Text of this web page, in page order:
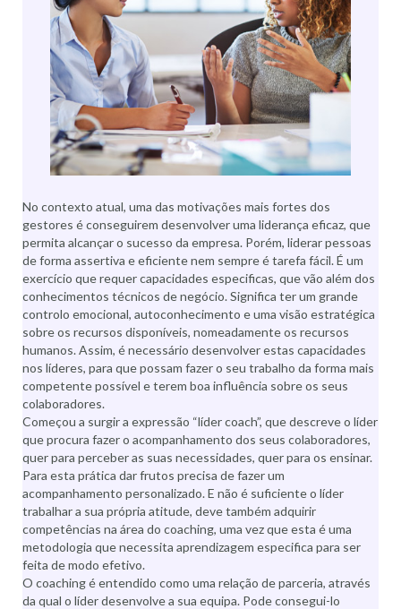
No contexto atual, uma das motivações mais fortes dos
gestores é conseguirem desenvolver uma liderança eficaz, que
permita alcançar o sucesso da empresa. Porém, liderar pessoas
de forma assertiva e eficiente nem sempre é tarefa fácil. É um
exercício que requer capacidades especificas, que vão além dos
conhecimentos técnicos de negócio. Significa ter um grande
controlo emocional, autoconhecimento e uma visão estratégica
sobre os recursos disponíveis, nomeadamente os recursos
humanos. Assim, é necessário desenvolver estas capacidades
nos líderes, para que possam fazer o seu trabalho da forma mais
competente possível e terem boa influência sobre os seus
colaboradores.
Começou a surgir a expressão “líder coach”, que descreve o líder
que procura fazer o acompanhamento dos seus colaboradores,
quer para perceber as suas necessidades, quer para os ensinar.
Para esta prática dar frutos precisa de fazer um
acompanhamento personalizado. E não é suficiente o líder
trabalhar a sua própria atitude, deve também adquirir
competências na área do coaching, uma vez que esta é uma
metodologia que necessita aprendizagem especifica para ser
feita de modo efetivo.
O coaching é entendido como uma relação de parceria, através
da qual o líder desenvolve a sua equipa. Pode consegui-lo